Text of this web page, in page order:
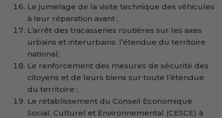
Le jumelage de la visite technique des véhicules
à leur réparation avant ;
L’arrêt des tracasseries routières sur les axes
urbains et interurbains: l’étendue du territoire
national;
Le renforcement des mesures de sécurité des
citoyens et de leurs biens sur toute l’étendue
du territoire ;
Le rétablissement du Conseil Economique
Social, Culturel et Environnemental (CESCE) à